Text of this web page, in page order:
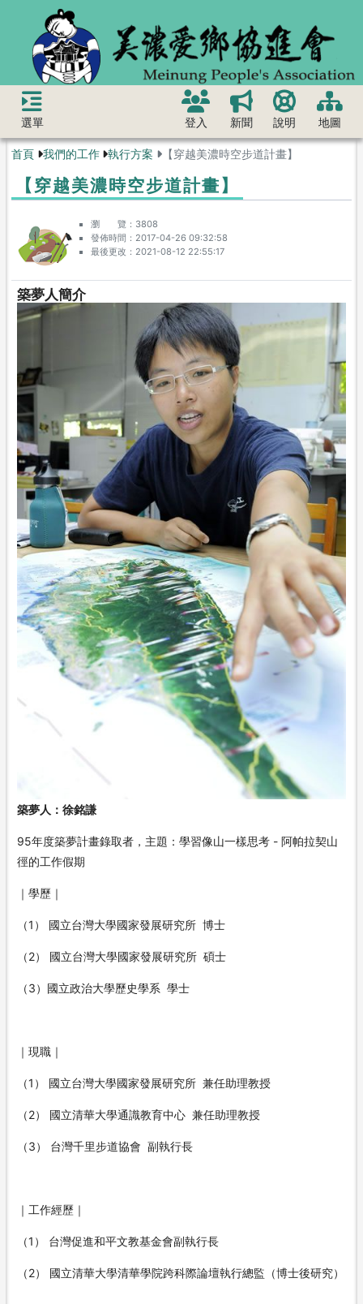
選單 登入 新聞 說明 地圖
首頁 我們的工作 執行方案 【穿越美濃時空步道計畫】
【穿越美濃時空步道計畫】
瀏 覽
3808
發佈時間
2017-04-26 09:32:58
最後更改
2021-08-12 22:55:17
築夢人簡介
築夢人：徐銘謙
95年度築夢計畫錄取者，主題：學習像山一樣思考 - 阿帕拉契山
徑的工作假期
｜學歷｜
（1） 國立台灣大學國家發展研究所 博士
（2） 國立台灣大學國家發展研究所 碩士
（3）國立政治大學歷史學系 學士
｜現職｜
（1） 國立台灣大學國家發展研究所 兼任助理教授
（2） 國立清華大學通識教育中心 兼任助理教授
（3） 台灣千里步道協會 副執行長
｜工作經歷｜
（1） 台灣促進和平文教基金會副執行長
（2） 國立清華大學清華學院跨科際論壇執行總監（博士後研究）